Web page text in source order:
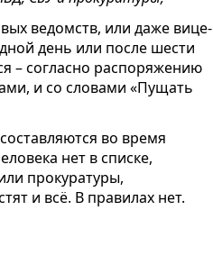
ведомств, или даже вице-
день или после шести
– согласно распоряжению
и со словами «Пущать
во время
нет в списке,
прокуратуры,
и всё. В правилах нет.